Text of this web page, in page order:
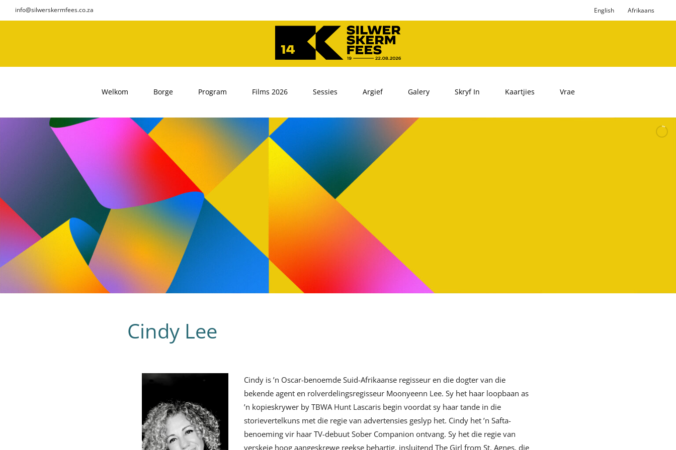
to
info@silwerskermfees.co.za English Afrikaans
Welkom Borge Program Films 2026 Sessies Argief Galery Skryf In Kaartjies Vrae
Cindy Lee
Cindy is ’n Oscar-benoemde Suid-Afrikaanse regisseur en die dogter van die
bekende agent en rolverdelingsregisseur Moonyeenn Lee. Sy het haar loopbaan as
’n kopieskrywer by TBWA Hunt Lascaris begin voordat sy haar tande in die
storievertelkuns met die regie van advertensies geslyp het. Cindy het ’n Safta-
benoeming vir haar TV-debuut Sober Companion ontvang. Sy het die regie van
verskeie hoog aangeskrewe reekse behartig, insluitend The Girl from St. Agnes, die